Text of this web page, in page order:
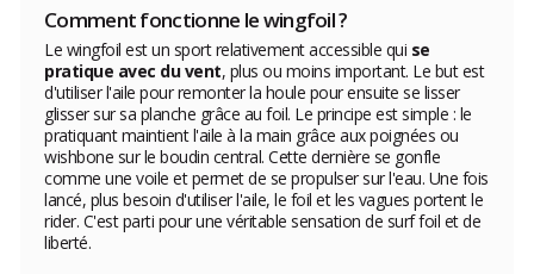
Comment fonctionne le wingfoil ?
Le wingfoil est un sport relativement accessible qui se
pratique avec du vent, plus ou moins important. Le but est
d'utiliser l'aile pour remonter la houle pour ensuite se lisser
glisser sur sa planche grâce au foil. Le principe est simple : le
pratiquant maintient l'aile à la main grâce aux poignées ou
wishbone sur le boudin central. Cette dernière se gonfle
comme une voile et permet de se propulser sur l'eau. Une fois
lancé, plus besoin d'utiliser l'aile, le foil et les vagues portent le
rider. C'est parti pour une véritable sensation de surf foil et de
liberté.